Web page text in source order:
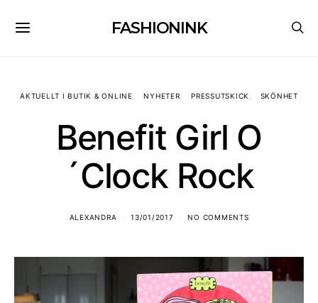
FASHIONINK
AKTUELLT I BUTIK & ONLINE NYHETER PRESSUTSKICK SKÖNHET
Benefit Girl O
´Clock Rock
ALEXANDRA 13/01/2017 NO COMMENTS